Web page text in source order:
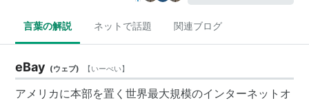
言葉の解説 ネットで話題 関連ブログ
eBay (ウェブ) 【いーべい】
アメリカに本部を置く世界最大規模のインターネットオ